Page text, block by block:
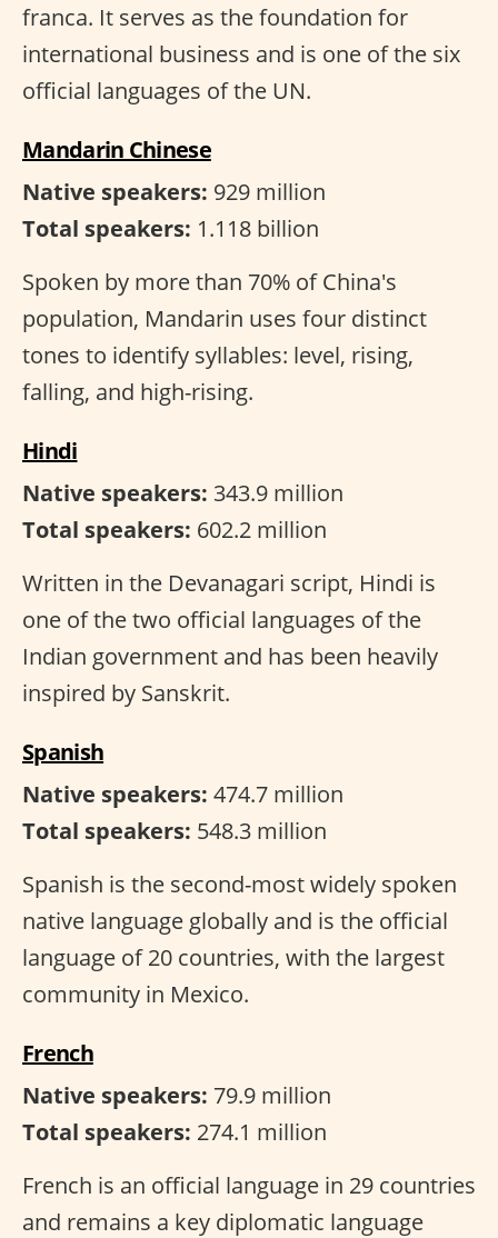
franca. It serves as the foundation for
international business and is one of the six
official languages of the UN.
Mandarin Chinese
Native speakers: 929 million
Total speakers: 1.118 billion
Spoken by more than 70% of China's
population, Mandarin uses four distinct
tones to identify syllables: level, rising,
falling, and high-rising.
Hindi
Native speakers: 343.9 million
Total speakers: 602.2 million
Written in the Devanagari script, Hindi is
one of the two official languages of the
Indian government and has been heavily
inspired by Sanskrit.
Spanish
Native speakers: 474.7 million
Total speakers: 548.3 million
Spanish is the second-most widely spoken
native language globally and is the official
language of 20 countries, with the largest
community in Mexico.
French
Native speakers: 79.9 million
Total speakers: 274.1 million
French is an official language in 29 countries
and remains a key diplomatic language